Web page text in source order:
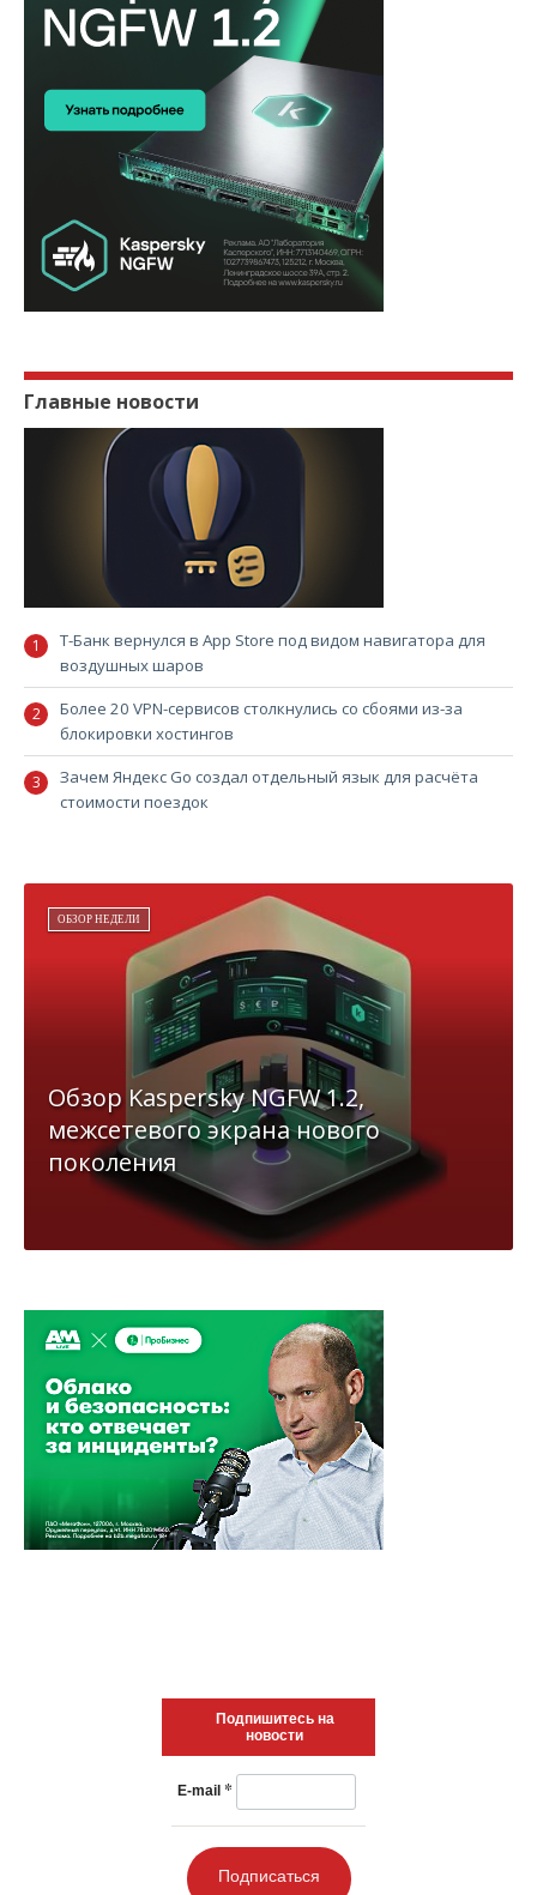
Главные новости
Т-Банк вернулся в App Store под видом навигатора для
воздушных шаров
Более 20 VPN-сервисов столкнулись со сбоями из-за
блокировки хостингов
Зачем Яндекс Go создал отдельный язык для расчёта
стоимости поездок
ОБЗОР НЕДЕЛИ
Обзор Kaspersky NGFW 1.2,
межсетевого экрана нового
поколения
Подпишитесь на
новости
E-mail *
Подписаться